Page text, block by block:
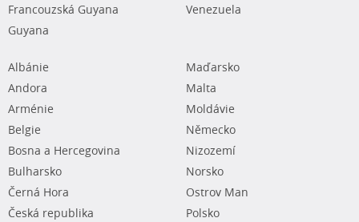
Francouzská Guyana
Guyana
Venezuela
Albánie
Andora
Arménie
Belgie
Bosna a Hercegovina
Bulharsko
Černá Hora
Česká republika
Maďarsko
Malta
Moldávie
Německo
Nizozemí
Norsko
Ostrov Man
Polsko